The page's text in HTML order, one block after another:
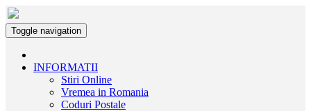
Toggle navigation
INFORMATII
Stiri Online
Vremea in Romania
Coduri Postale